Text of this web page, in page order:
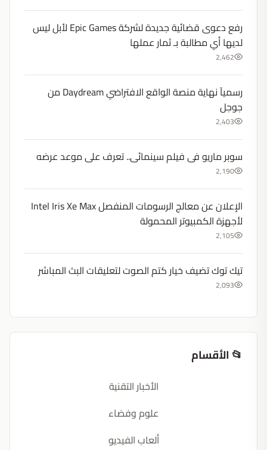
رفع دعوى قضائية جديدة لشركة Epic Games لأبل ليس
لديها أي مطالبة بـ ثمار عملها
2,462
رسميآ نهاية منصة الواقع الافتراضي Daydream من
جوجل
2,403
سوبر ماريو فى فيلم سينمائى.. تعرف على موعد عرضه
2,190
الإعلان عن معالج الرسومات المنفصل Intel Iris Xe Max
لأجهزة الكمبيوتر المحمولة
2,105
تيك توك تضيف خيار كتم الصوت لتعليقات البث المباشر
2,093
📂 الأقسام
الأخبار التقنية
علوم وفضاء
ألعاب الفيديو